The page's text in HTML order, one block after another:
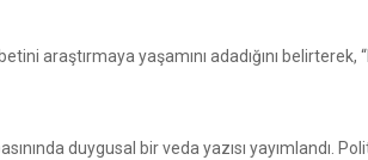
araştırmaya yaşamını adadığını belirterek,
duygusal bir veda yazısı yayımlandı.